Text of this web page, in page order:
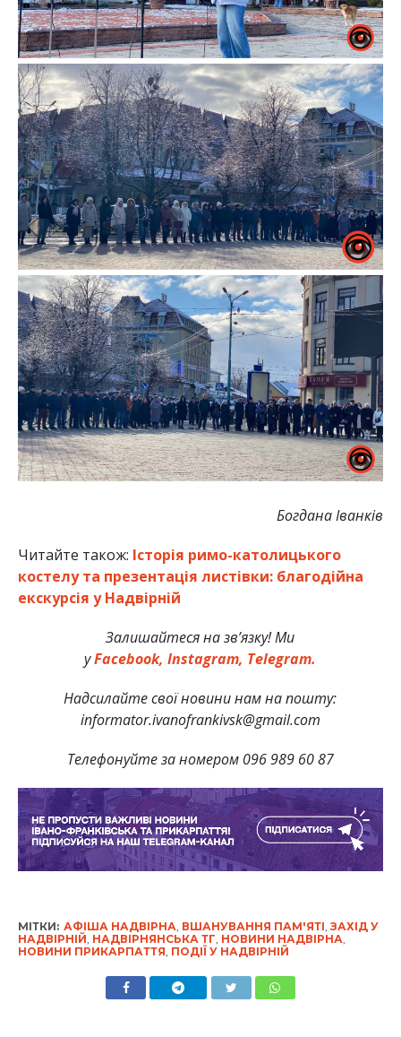
Богдана Іванків
Читайте також: Історія римо-католицького
костелу та презентація листівки: благодійна
екскурсія у Надвірній
Залишайтеся на зв’язку! Ми
уFacebook, Instagram, Telegram.
Надсилайте свої новини нам на пошту:
informator.ivanofrankivsk@gmail.com
Телефонуйте за номером 096 989 60 87
МІТКИ: АФІША НАДВІРНА, ВШАНУВАННЯ ПАМ'ЯТІ, ЗАХІД У
НАДВІРНІЙ, НАДВІРНЯНСЬКА ТГ, НОВИНИ НАДВІРНА,
НОВИНИ ПРИКАРПАТТЯ, ПОДІЇ У НАДВІРНІЙ